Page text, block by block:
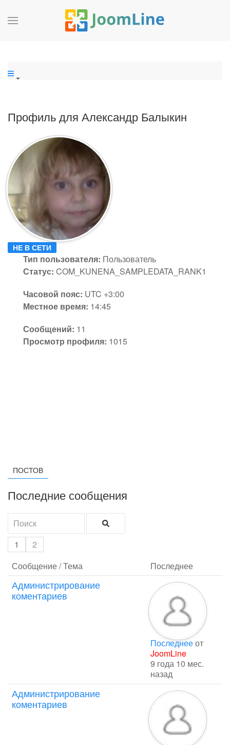
Профиль для Александр Балыкин
НЕ В СЕТИ
Тип пользователя: Пользователь
Статус: COM_KUNENA_SAMPLEDATA_RANK1
Часовой пояс: UTC +3:00
Местное время: 14:45
Сообщений: 11
Просмотр профиля: 1015
ПОСТОВ
Последние сообщения
1
2
Сообщение / Тема
Последнее
Администрирование
коментариев
Последнееот
JoomLine
9 года 10 мес.
назад
Администрирование
коментариев